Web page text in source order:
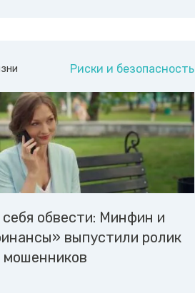
Риски и безопасность
обвести: Минфин и
выпустили ролик
мошенников